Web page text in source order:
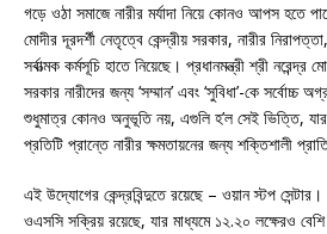
গড়ে ওঠা সমাজে নারীর মর্যাদা নিয়ে কোনও আপস হতে
মোদীর দূরদর্শী নেতৃত্বে কেন্দ্রীয় সরকার, নারীর
সর্বাত্মক কর্মসূচি হাতে নিয়েছে। প্রধানমন্ত্রী শ্রী নরেন্দ্র
সরকার নারীদের জন্য ‘সম্মান’ এবং ‘সুবিধা’-কে সর্বোচ্চ
শুধুমাত্র কোনও অনুভূতি নয়, এগুলি হ’ল সেই ভিত্তি, যার
প্রতিটি প্রান্তে নারীর ক্ষমতায়নের জন্য শক্তিশালী
এই উদ্যোগের কেন্দ্রবিন্দুতে রয়েছে – ওয়ান স্টপ
ওএসসি সক্রিয় রয়েছে, যার মাধ্যমে ১২.২০ লক্ষেরও